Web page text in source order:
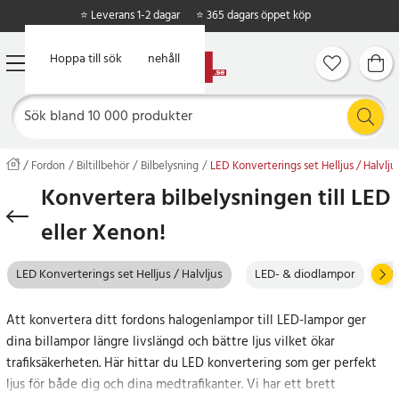
Hoppa till huvudinnehåll
Hoppa till sök
⭐ Leverans 1-2 dagar ⭐ 365 dagars öppet köp
Fordon Biltillbehör Bilbelysning LED Konverterings set Helljus /
Konvertera bilbelysningen till LED
eller Xenon!
LED Konverterings set Helljus / Halvljus LED- & diodlampor
Att konvertera ditt fordons halogenlampor till LED-lampor ger
dina billampor längre livslängd och bättre ljus vilket ökar
trafiksäkerheten. Här hittar du LED konvertering som ger perfekt
ljus för både dig och dina medtrafikanter. Vi har ett brett